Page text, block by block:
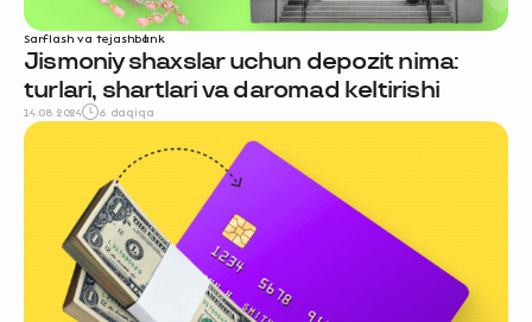
Sarflash va tejashbank
Jismoniy shaxslar uchun depozit nima:
turlari, shartlari va daromad keltirishi
14.08.2024 6 daqiqa